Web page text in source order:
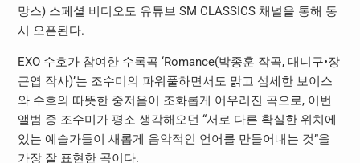
망스) 스페셜 비디오도 유튜브 SM CLASSICS 채널을 통해 동
시 오픈된다.
EXO 수호가 참여한 수록곡 ‘Romance(박종훈 작곡, 대니구•장
근엽 작사)’는 조수미의 파워풀하면서도 맑고 섬세한 보이스
와 수호의 따뜻한 중저음이 조화롭게 어우러진 곡으로, 이번
앨범 중 조수미가 평소 생각해오던 “서로 다른 확실한 위치에
있는 예술가들이 새롭게 음악적인 언어를 만들어내는 것”을
가장 잘 표현한 곡이다.